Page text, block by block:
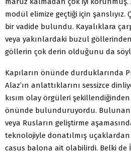
modül elimize geçtiği için şanslıyız.
bir vadide bulundu. Kayalıklara
veya yakınlardaki buzul
göllerin çok derin olduğunu da
Kapıların önünde durduklarında
Alaz’ın anlattıklarını sessizce
kısım olay örgüleri
önünde bulunduruyordu. Bulunan
veya Rusların geliştirme
teknolojiyle donatılmış uçaklardan
casus balona ait olabilirdi. Belki de